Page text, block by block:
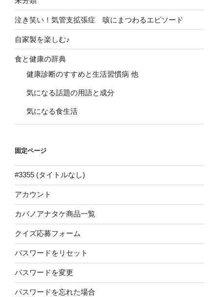
泣き笑い！気管支拡張症 咳にまつわるエピソード
自家製を楽しむ♪
食と健康の辞典
健康診断のすすめと生活習慣病 他
気になる話題の用語と成分
気になる食生活
固定ページ
#3355 (タイトルなし)
アカウント
カバノアナタケ商品一覧
クイズ応募フォーム
パスワードをリセット
パスワードを変更
パスワードを忘れた場合